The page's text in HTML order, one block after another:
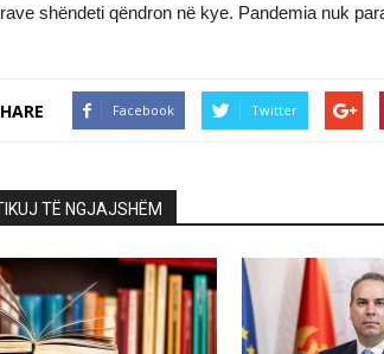
shëndeti qëndron në kye. Pandemia nuk
Facebook Twitter
TË NGJAJSHËM